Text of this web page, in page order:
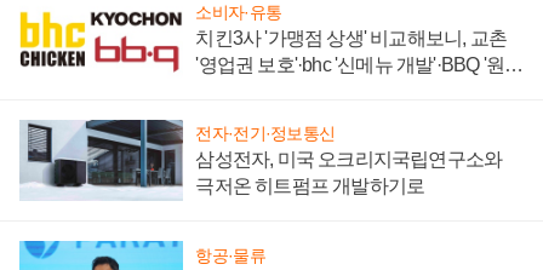
소비자·유통
치킨3사 '가맹점 상생' 비교해보니, 교촌
'영업권 보호'·bhc '신메뉴 개발'·BBQ '원가
전자·전기·정보통신
삼성전자, 미국 오크리지국립연구소와
극저온 히트펌프 개발하기로
항공·물류